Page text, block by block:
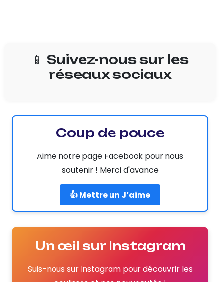
📱 Suivez-nous sur les
réseaux sociaux
Coup de pouce
Aime notre page Facebook pour nous
soutenir ! Merci d'avance
👍 Mettre un J’aime
Un œil sur Instagram
Suis-nous sur Instagram pour découvrir les